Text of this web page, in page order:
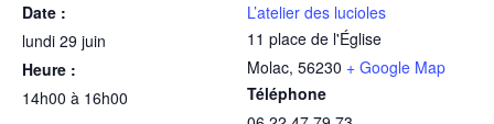
Date :
lundi 29 juin
Heure :
14h00 à 16h00
L’atelier des lucioles
11 place de l'Église
Molac, 56230 + Google Map
Téléphone